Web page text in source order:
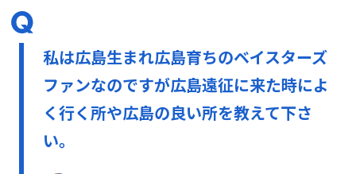
私は広島生まれ広島育ちのベイスターズ
ファンなのですが広島遠征に来た時によ
く行く所や広島の良い所を教えて下さ
い。